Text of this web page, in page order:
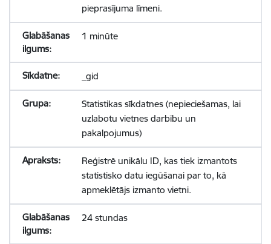
pieprasījuma līmeni.
1 minūte
_gid
Statistikas sīkdatnes (nepieciešamas, lai
uzlabotu vietnes darbību un
pakalpojumus)
Reģistrē unikālu ID, kas tiek izmantots
statistisko datu iegūšanai par to, kā
apmeklētājs izmanto vietni.
24 stundas